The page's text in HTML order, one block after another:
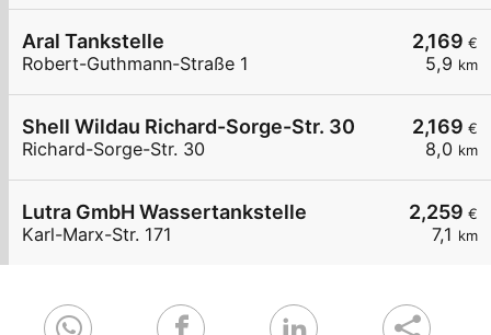
2,169 €
5,9 km
Aral Tankstelle
Robert-Guthmann-Straße 1
2,169 €
8,0 km
Shell Wildau Richard-Sorge-Str. 30
Richard-Sorge-Str. 30
2,259 €
7,1 km
Lutra GmbH Wassertankstelle
Karl-Marx-Str. 171